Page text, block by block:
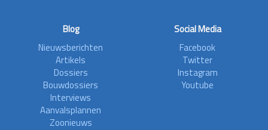
Blog
Nieuwsberichten
Artikels
Dossiers
Bouwdossiers
Interviews
Aanvalsplannen
Zoonieuws
Social Media
Facebook
Twitter
Instagram
Youtube